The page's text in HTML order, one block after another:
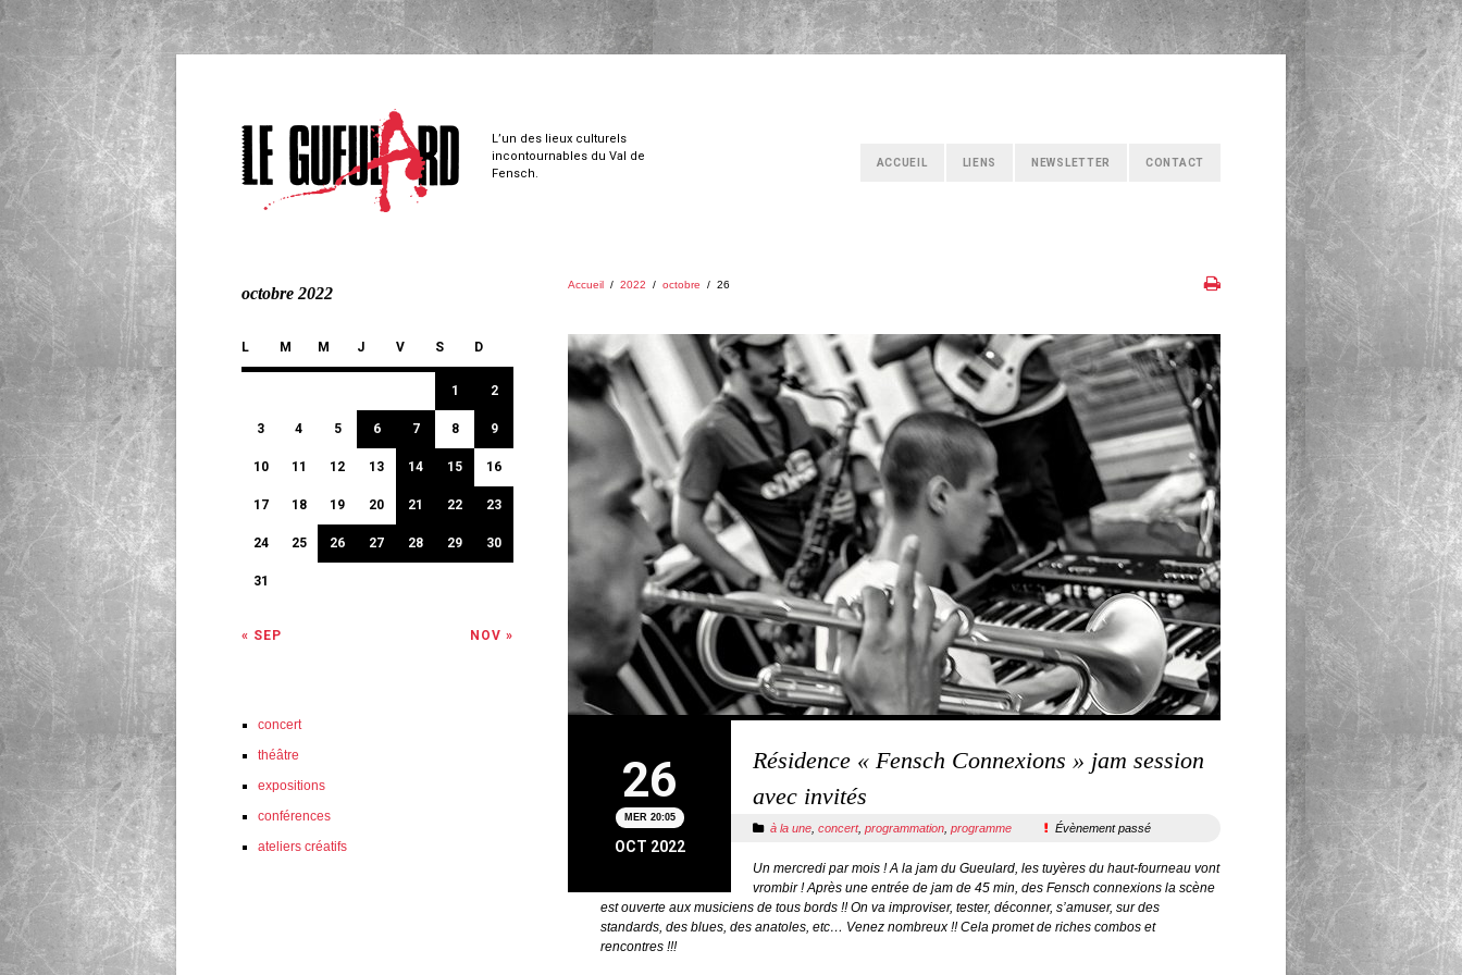
L’un des lieux culturels
incontournables du Val de
Fensch.
ACCUEIL LIENS NEWSLETTER CONTACT
Accueil / 2022 / octobre / 26
26
MER 20:05
OCT 2022
Résidence « Fensch Connexions » jam session
avec invités
à la une concert, programmation programme Évènement passé
Un mercredi par mois ! A la jam du Gueulard, les tuyères du haut-fourneau vont
vrombir ! Après une entrée de jam de 45 min, des Fensch connexions la scène
est ouverte aux musiciens de tous bords !! On va improviser, tester, déconner, s’amuser, sur des
standards, des blues, des anatoles, etc… Venez nombreux !! Cela promet de riches combos et
rencontres !!!
octobre 2022
L M M J V S D
« SEP NOV »
1 2
3 4 5 6 7 8 9
10 11 12 13 14 15 16
17 18 19 20 21 22 23
24 25 26 27 28 29 30
31
concert
théâtre
expositions
conférences
ateliers créatifs